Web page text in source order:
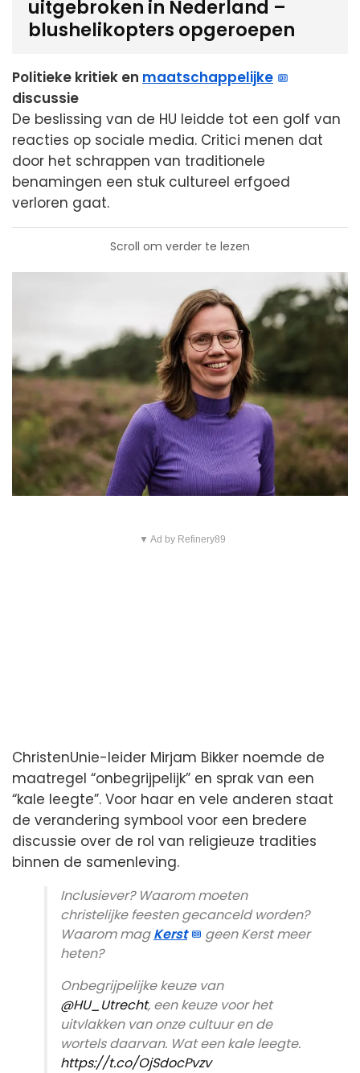
uitgebroken in Nederland –
blushelikopters opgeroepen
Politieke kritiek en maatschappelijke
discussie
De beslissing van de HU leidde tot een golf van
reacties op sociale media. Critici menen dat
door het schrappen van traditionele
benamingen een stuk cultureel erfgoed
verloren gaat.
Scroll om verder te lezen
▼ Ad by Refinery89
ChristenUnie-leider Mirjam Bikker noemde de
maatregel “onbegrijpelijk” en sprak van een
“kale leegte”. Voor haar en vele anderen staat
de verandering symbool voor een bredere
discussie over de rol van religieuze tradities
binnen de samenleving.
Inclusiever? Waarom moeten
christelijke feesten gecanceld worden?
Waarom magKerst
geen Kerst meer
heten?
Onbegrijpelijke keuze van
@HU_Utrecht, een keuze voor het
uitvlakken van onze cultuur en de
wortels daarvan. Wat een kale leegte.
https://t.co/OjSdocPvzv